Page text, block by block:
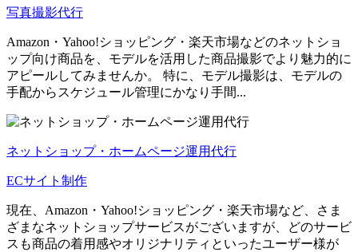
写真撮影代行
Amazon・Yahoo!ショッピング・楽天市場などのネットショ
ップ向け商品を、モデルを活用した商品撮影でより魅力的に
アピールしてみませんか。 特に、モデル撮影は、モデルの
手配からスケジュール管理にかなり手間...
ネットショップ・ホームページ運用代行
ECサイト制作
現在、Amazon・Yahoo!ショッピング・楽天市場など、さま
ざまなネットショップサービスがございますが、どのサービ
スも商品の着用感やオリジナリティといったユーザー様が